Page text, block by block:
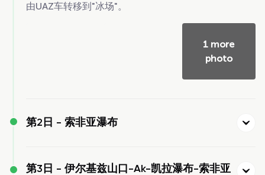
由UAZ车转移到"冰场"。
1 more
photo
第2日 - 索非亚瀑布
第3日 - 伊尔基兹山口-Ak-凯拉瀑布-索非亚